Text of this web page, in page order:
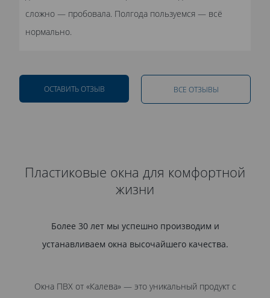
сложно — пробовала. Полгода пользуемся — всё
нормально.
ОСТАВИТЬ ОТЗЫВ ВСЕ ОТЗЫВЫ
Пластиковые окна для комфортной
жизни
Более 30 лет мы успешно производим и
устанавливаем окна высочайшего качества.
Окна ПВХ от «Калева» — это уникальный продукт с